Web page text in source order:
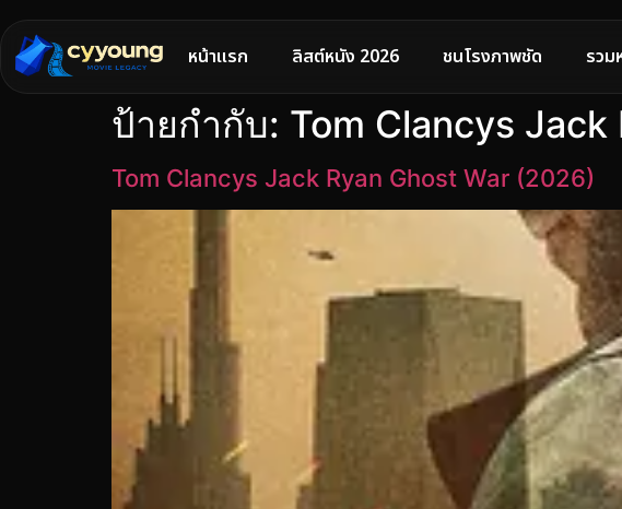
หน้าแรก ลิสต์หนัง 2026 ชนโรงภาพชัด รวม
ป้ายกำกับ: Tom Clancys Jack
Tom Clancys Jack Ryan Ghost War (2026)